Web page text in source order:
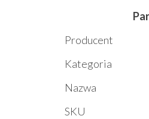
Producent
Kategoria
Nazwa
SKU